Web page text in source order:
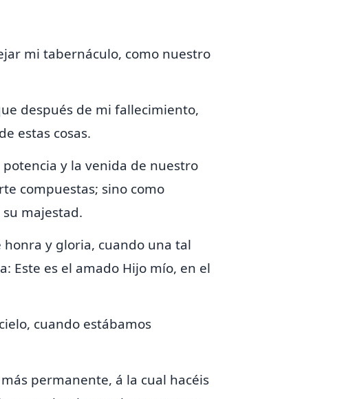
mi tabernáculo, como nuestro
después de mi fallecimiento,
estas cosas.
potencia y la venida de nuestro
compuestas; sino como
majestad.
honra y gloria, cuando una tal
Este es el amado Hijo mío, en el
cuando estábamos
permanente, á la cual hacéis